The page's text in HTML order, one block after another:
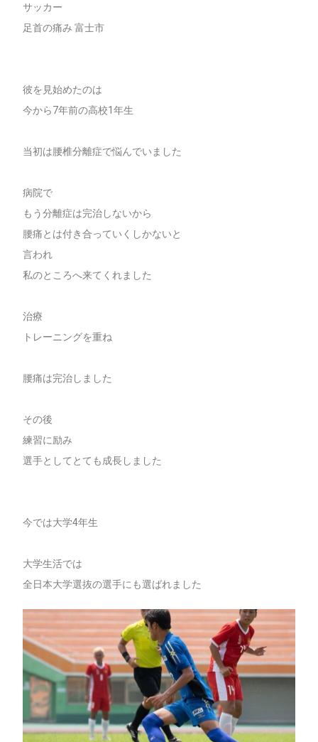
サッカー
足首の痛み 富士市
彼を見始めたのは
今から7年前の高校1年生
当初は腰椎分離症で悩んでいました
病院で
もう分離症は完治しないから
腰痛とは付き合っていくしかないと
言われ
私のところへ来てくれました
治療
トレーニングを重ね
腰痛は完治しました
その後
練習に励み
選手としてとても成長しました
今では大学4年生
大学生活では
全日本大学選抜の選手にも選ばれました